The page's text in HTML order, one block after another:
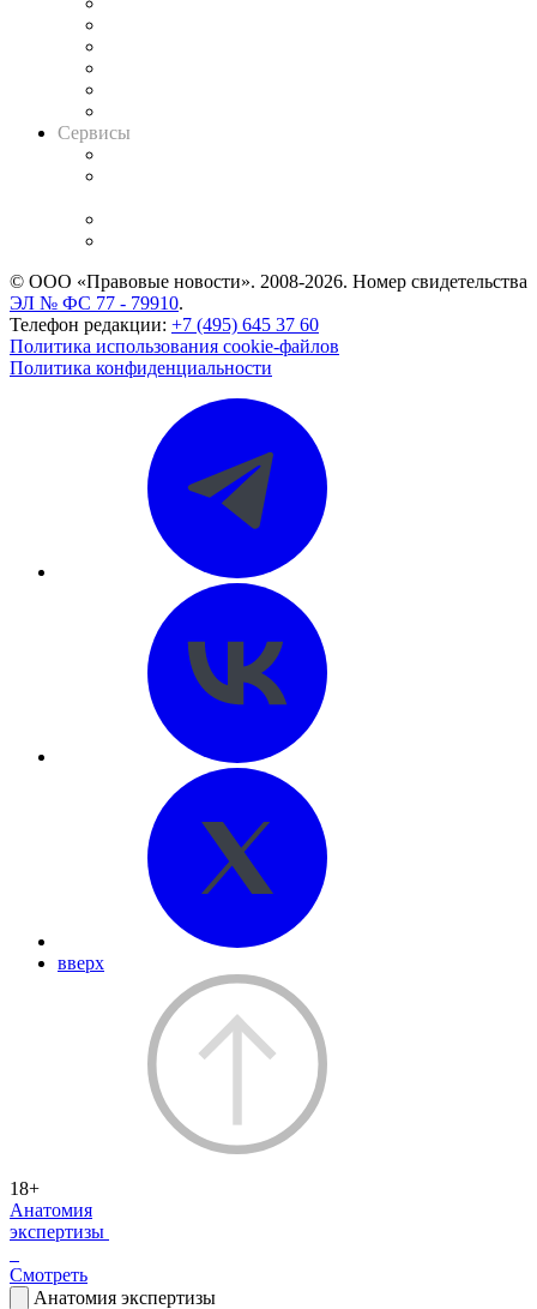
Сервисы
© ООО «Правовые новости». 2008-2026. Номер свидетельства
ЭЛ № ФС 77 - 79910.
Телефон редакции: +7 (495) 645 37 60
Политика использования cookie-файлов
Политика конфиденциальности
вверх
18+
Анатомия
экспертизы
Смотреть
Анатомия экспертизы